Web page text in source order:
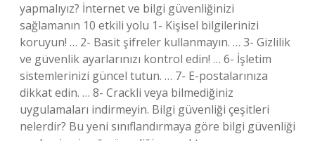
yapmalıyız? İnternet ve bilgi güvenliğinizi
sağlamanın 10 etkili yolu 1- Kişisel bilgilerinizi
koruyun! … 2- Basit şifreler kullanmayın. … 3- Gizlilik
ve güvenlik ayarlarınızı kontrol edin! … 6- İşletim
sistemlerinizi güncel tutun. … 7- E-postalarınıza
dikkat edin. … 8- Crackli veya bilmediğiniz
uygulamaları indirmeyin. Bilgi güvenliği çeşitleri
nelerdir? Bu yeni sınıflandırmaya göre bilgi güvenliği